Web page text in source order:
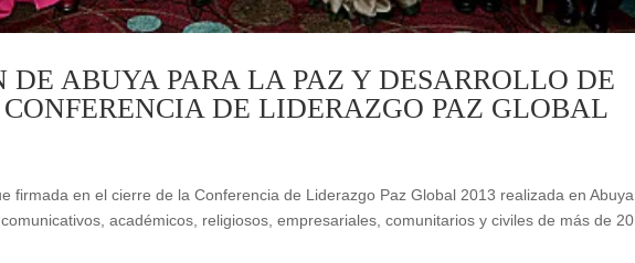
DE ABUYA PARA LA PAZ Y DESARROLLO DE
DE LIDERAZGO PAZ GLOBAL
firmada en el cierre de la Conferencia de Liderazgo Paz Global 2013 realizada en Abuya,
académicos, religiosos, empresariales, comunitarios y civiles de más de 20